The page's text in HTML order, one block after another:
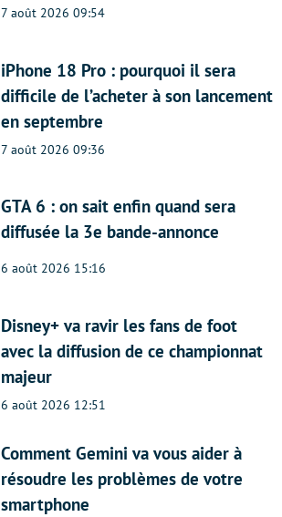
7 août 2026 09:54
iPhone 18 Pro : pourquoi il sera
difficile de l’acheter à son lancement
en septembre
7 août 2026 09:36
GTA 6 : on sait enfin quand sera
diffusée la 3e bande-annonce
6 août 2026 15:16
Disney+ va ravir les fans de foot
avec la diffusion de ce championnat
majeur
6 août 2026 12:51
Comment Gemini va vous aider à
résoudre les problèmes de votre
smartphone